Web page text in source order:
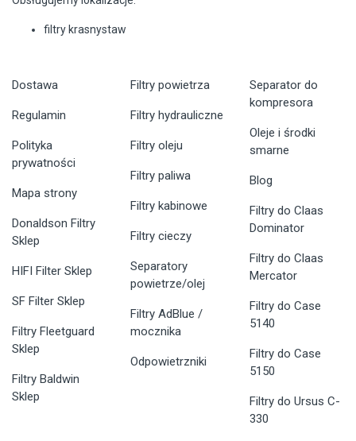
filtry krasnystaw
Dostawa
Regulamin
Polityka
prywatności
Mapa strony
Donaldson Filtry
Sklep
HIFI Filter Sklep
SF Filter Sklep
Filtry Fleetguard
Sklep
Filtry Baldwin
Sklep
Filtry powietrza
Filtry hydrauliczne
Filtry oleju
Filtry paliwa
Filtry kabinowe
Filtry cieczy
Separatory
powietrze/olej
Filtry AdBlue /
mocznika
Odpowietrzniki
Separator do
kompresora
Oleje i środki
smarne
Blog
Filtry do Claas
Dominator
Filtry do Claas
Mercator
Filtry do Case
5140
Filtry do Case
5150
Filtry do Ursus C-
330